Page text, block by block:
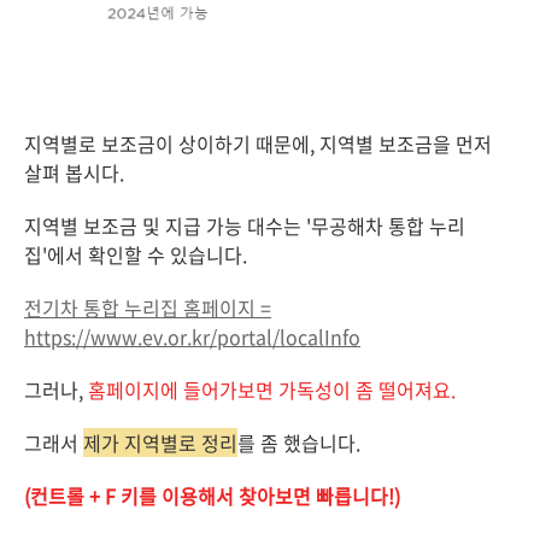
지역별로 보조금이 상이하기 때문에, 지역별 보조금을 먼저
살펴 봅시다.
지역별 보조금 및 지급 가능 대수는 '무공해차 통합 누리
집'에서 확인할 수 있습니다.
전기차 통합 누리집 홈페이지 =
https://www.ev.or.kr/portal/localInfo
그러나,홈페이지에 들어가보면 가독성이 좀 떨어져요.
그래서 제가 지역별로 정리를 좀 했습니다.
(컨트롤 + F 키를 이용해서 찾아보면 빠릅니다!)